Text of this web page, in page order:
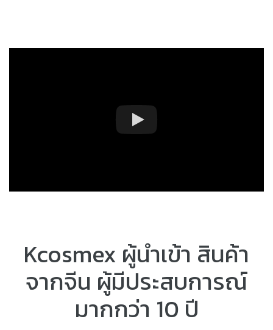
Kcosmex ผู้นำเข้า สินค้า
จากจีน ผู้มีประสบการณ์
มากกว่า 10 ปี